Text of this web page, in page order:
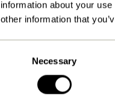
information about your
other information that
Necessary